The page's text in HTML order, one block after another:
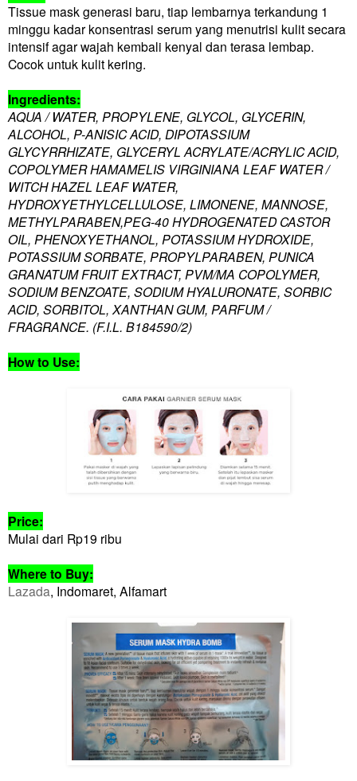
Tissue mask generasi baru, tiap lembarnya terkandung 1
minggu kadar konsentrasi serum yang menutrisi kulit secara
intensif agar wajah kembali kenyal dan terasa lembap.
Cocok untuk kulit kering.
Ingredients:
AQUA / WATER, PROPYLENE, GLYCOL, GLYCERIN,
ALCOHOL, P-ANISIC ACID, DIPOTASSIUM
GLYCYRRHIZATE, GLYCERYL ACRYLATE/ACRYLIC ACID,
COPOLYMER HAMAMELIS VIRGINIANA LEAF WATER /
WITCH HAZEL LEAF WATER,
HYDROXYETHYLCELLULOSE, LIMONENE, MANNOSE,
METHYLPARABEN,PEG-40 HYDROGENATED CASTOR
OIL, PHENOXYETHANOL, POTASSIUM HYDROXIDE,
POTASSIUM SORBATE, PROPYLPARABEN, PUNICA
GRANATUM FRUIT EXTRACT, PVM/MA COPOLYMER,
SODIUM BENZOATE, SODIUM HYALURONATE, SORBIC
ACID, SORBITOL, XANTHAN GUM, PARFUM /
FRAGRANCE. (F.I.L. B184590/2)
How to Use:
Price:
Mulai dari Rp19 ribu
Where to Buy:
Lazada, Indomaret, Alfamart